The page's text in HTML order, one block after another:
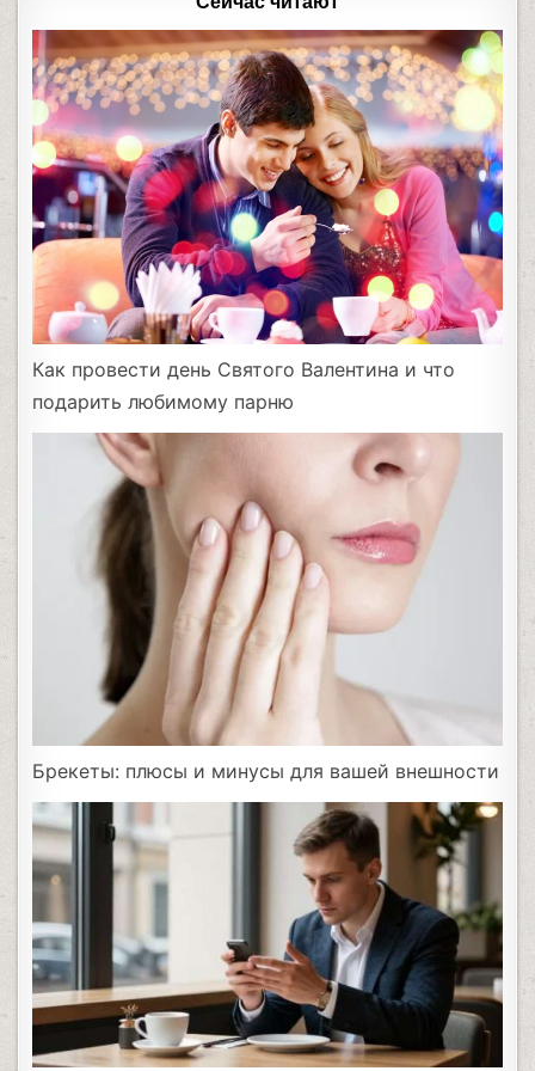
Как провести день Святого Валентина и что
подарить любимому парню
Брекеты: плюсы и минусы для вашей внешности